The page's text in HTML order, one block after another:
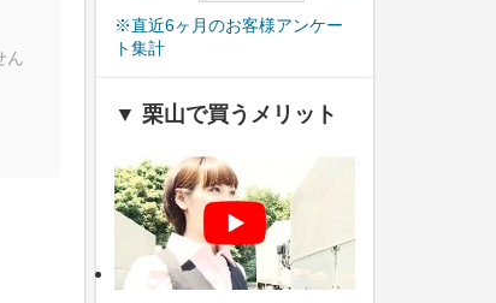
ん
※直近6ヶ月のお客様アンケー
ト集計
▼ 栗山で買うメリット